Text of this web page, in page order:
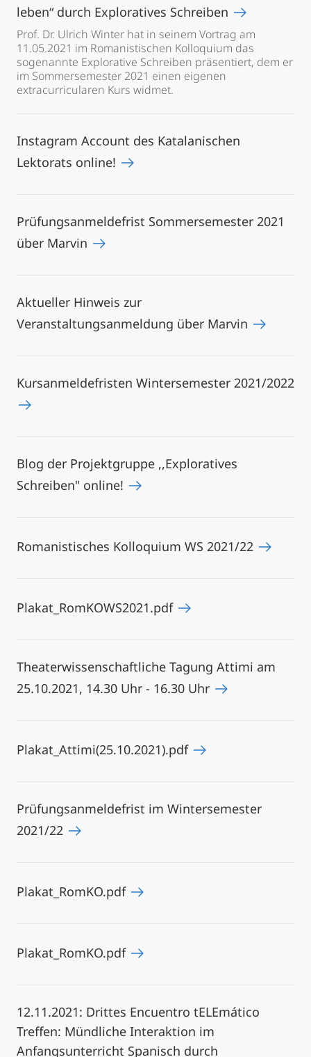
leben“ durch Exploratives Schreiben
Prof. Dr. Ulrich Winter hat in seinem Vortrag am
11.05.2021 im Romanistischen Kolloquium das
sogenannte Explorative Schreiben präsentiert, dem er
im Sommersemester 2021 einen eigenen
extracurricularen Kurs widmet.
Instagram Account des Katalanischen
Lektorats online!
Prüfungsanmeldefrist Sommersemester 2021
über Marvin
Aktueller Hinweis zur
Veranstaltungsanmeldung über Marvin
Kursanmeldefristen Wintersemester 2021/2022
Blog der Projektgruppe ,,Exploratives
Schreiben" online!
Romanistisches Kolloquium WS 2021/22
Plakat_RomKOWS2021.pdf
Theaterwissenschaftliche Tagung Attimi am
25.10.2021, 14.30 Uhr - 16.30 Uhr
Plakat_Attimi(25.10.2021).pdf
Prüfungsanmeldefrist im Wintersemester
2021/22
Plakat_RomKO.pdf
Plakat_RomKO.pdf
12.11.2021: Drittes Encuentro tELEmático
Treffen: Mündliche Interaktion im
Anfangsunterricht Spanisch durch